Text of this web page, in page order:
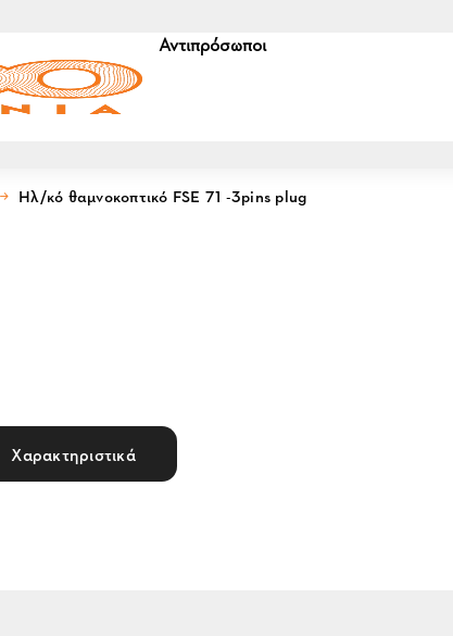
Αντιπρόσωποι
Ηλ/κό θαμνοκοπτικό FSE 71 -3pins plug
Χαρακτηριστικά